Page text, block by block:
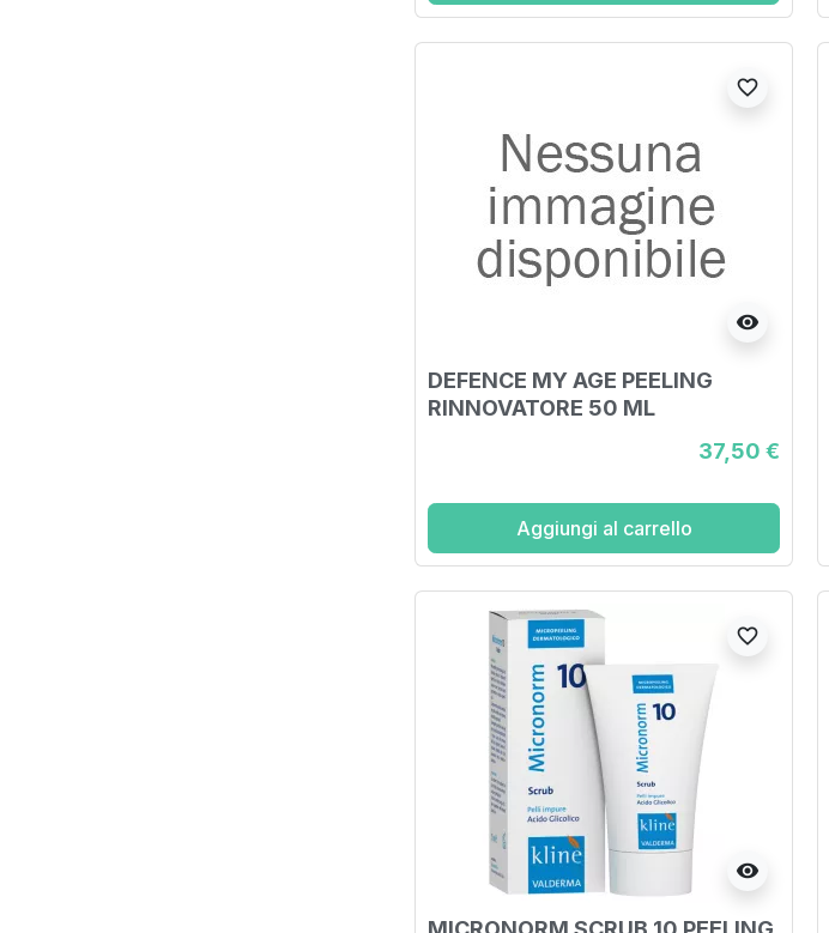
visibility
favorite_border
DEFENCE MY AGE PEELING
RINNOVATORE 50 ML
37,50 €
Aggiungi al carrello
visibility
favorite_border